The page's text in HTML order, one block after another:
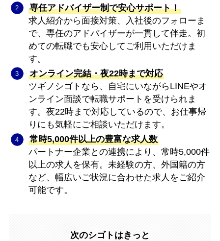
専任アドバイザー制で安心サポート！
求人紹介から面接対策、入社後のフォローま
で、専任のアドバイザーが一貫して伴走。初
めての転職でも安心してご利用いただけま
す。
オンライン完結・夜22時まで対応
ツギノシゴトなら、自宅にいながらLINEやオ
ンライン面談で転職サポートを受けられま
す。夜22時まで対応しているので、お仕事帰
りにも気軽にご相談いただけます。
常時5,000件以上の豊富な求人数
パートナー企業との連携により、常時5,000件
以上の求人を保有。未経験の方、外国籍の方
など、幅広いご状況に合わせた求人をご紹介
可能です。
次のシゴトはきっと